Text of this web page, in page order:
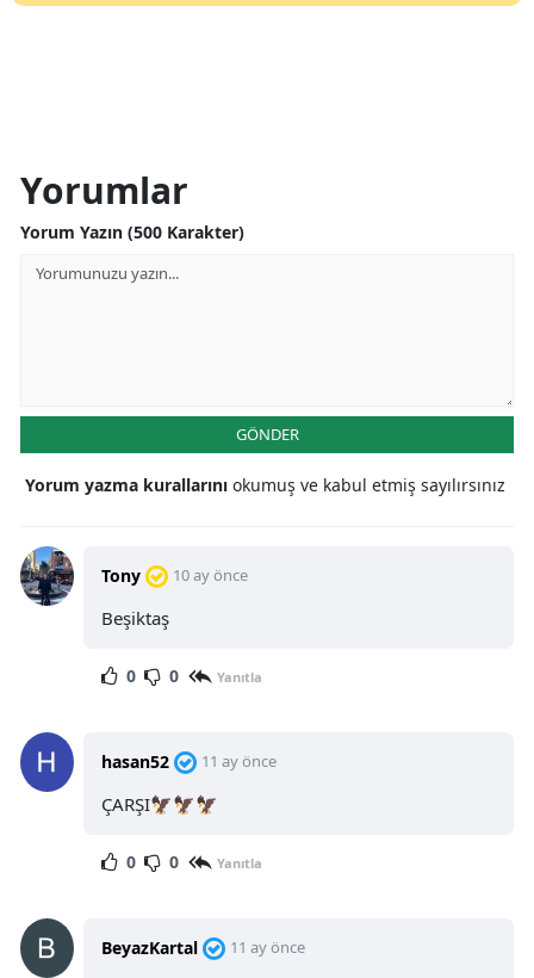
Yorumlar
Yorum Yazın (500 Karakter)
GÖNDER
Yorum yazma kurallarını okumuş ve kabul etmiş sayılırsınız
Tony 10 ay önce
Beşiktaş
0 0 Yanıtla
hasan52 11 ay önce
ÇARŞI🦅🦅🦅
0 0 Yanıtla
BeyazKartal 11 ay önce